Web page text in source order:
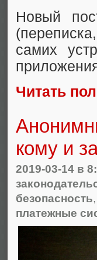
Новый
самих
Читать
кому и
2019-03-14 в
безопасность
платежные